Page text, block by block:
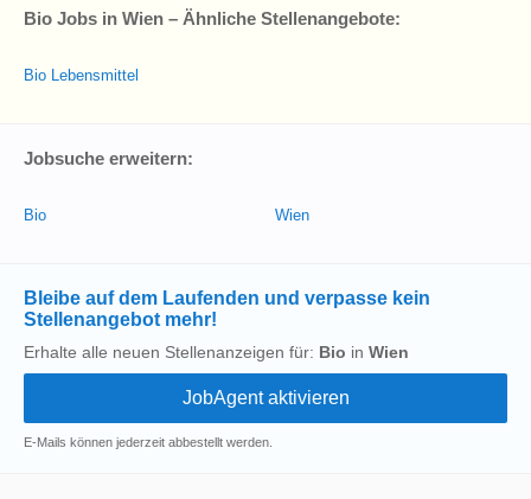
Bio Jobs in Wien – Ähnliche Stellenangebote:
Bio Lebensmittel
Jobsuche erweitern:
Bio Wien
Bleibe auf dem Laufenden und verpasse kein
Stellenangebot mehr!
Erhalte alle neuen Stellenanzeigen für: Bio in Wien
E-Mails können jederzeit abbestellt werden.